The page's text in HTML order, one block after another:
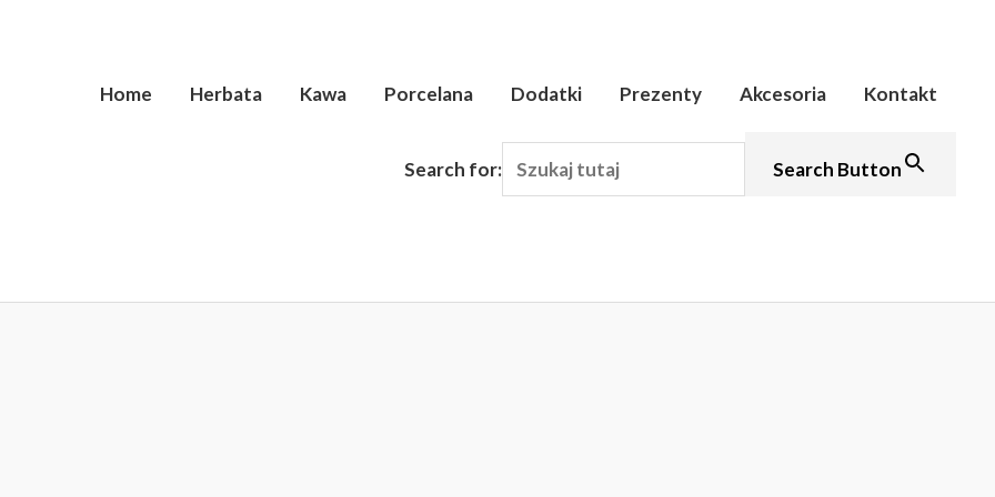
Home Herbata Kawa Porcelana Dodatki Prezenty Akcesoria Kontakt
Search for: Search Button